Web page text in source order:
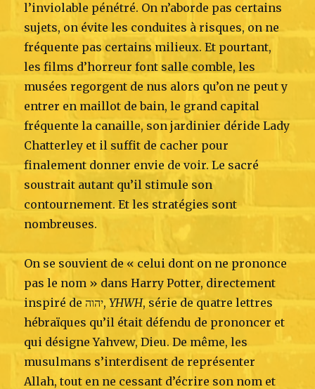
l’inviolable pénétré. On n’aborde pas certains
sujets, on évite les conduites à risques, on ne
fréquente pas certains milieux. Et pourtant,
les films d’horreur font salle comble, les
musées regorgent de nus alors qu’on ne peut y
entrer en maillot de bain, le grand capital
fréquente la canaille, son jardinier déride Lady
Chatterley et il suffit de cacher pour
finalement donner envie de voir. Le sacré
soustrait autant qu’il stimule son
contournement. Et les stratégies sont
nombreuses.
On se souvient de « celui dont on ne prononce
pas le nom » dans Harry Potter, directement
inspiré de יהוה,YHWH, série de quatre lettres
hébraïques qu’il était défendu de prononcer et
qui désigne Yahvew, Dieu. De même, les
musulmans s’interdisent de représenter
Allah, tout en ne cessant d’écrire son nom et